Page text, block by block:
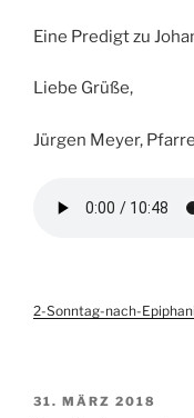
Eine Predigt zu
Liebe Grüße,
Jürgen Meyer,
2-Sonntag-nach-
VERÖFFENTLICHT
31. MÄRZ 2018